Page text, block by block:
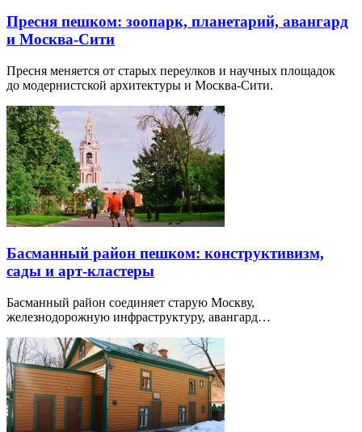
Пресня пешком: зоопарк, планетарий, авангард
и Москва-Сити
Пресня меняется от старых переулков и научных площадок
до модернистской архитектуры и Москва-Сити.
Басманный район пешком: конструктивизм,
сады и арт-кластеры
Басманный район соединяет старую Москву,
железнодорожную инфраструктуру, авангард…